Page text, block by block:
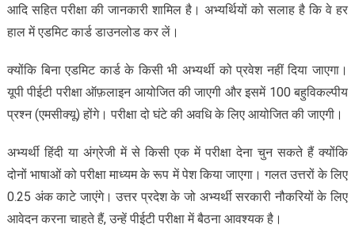
आदि सहित परीक्षा की जानकारी शामिल है। अभ्यर्थियों को सलाह है कि वे हर
हाल में एडमिट कार्ड डाउनलोड कर लें।
क्योंकि बिना एडमिट कार्ड के किसी भी अभ्यर्थी को प्रवेश नहीं दिया जाएगा।
यूपी पीईटी परीक्षा ऑफ़लाइन आयोजित की जाएगी और इसमें 100 बहुविकल्पीय
प्रश्न (एमसीक्यू) होंगे। परीक्षा दो घंटे की अवधि के लिए आयोजित की जाएगी।
अभ्यर्थी हिंदी या अंग्रेजी में से किसी एक में परीक्षा देना चुन सकते हैं क्योंकि
दोनों भाषाओं को परीक्षा माध्यम के रूप में पेश किया जाएगा। गलत उत्तरों के लिए
0.25 अंक काटे जाएंगे। उत्तर प्रदेश के जो अभ्यर्थी सरकारी नौकरियों के लिए
आवेदन करना चाहते हैं, उन्हें पीईटी परीक्षा में बैठना आवश्यक है।